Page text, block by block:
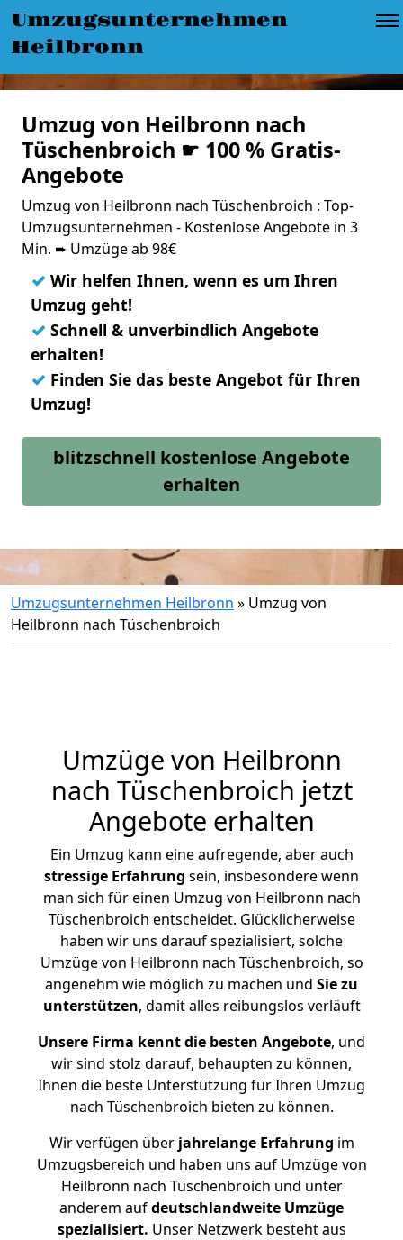
Umzugsunternehmen
Heilbronn
Umzug von Heilbronn nach
Tüschenbroich ☛ 100 % Gratis-
Angebote
Umzug von Heilbronn nach Tüschenbroich : Top-
Umzugsunternehmen - Kostenlose Angebote in 3
Min. ➨ Umzüge ab 98€
✓ Wir helfen Ihnen, wenn es um Ihren
Umzug geht!
✓ Schnell & unverbindlich Angebote
erhalten!
✓ Finden Sie das beste Angebot für Ihren
Umzug!
blitzschnell kostenlose Angebote
erhalten
Umzugsunternehmen Heilbronn » Umzug von
Heilbronn nach Tüschenbroich
Umzüge von Heilbronn
nach Tüschenbroich jetzt
Angebote erhalten
Ein Umzug kann eine aufregende, aber auch
stressige Erfahrung sein, insbesondere wenn
man sich für einen Umzug von Heilbronn nach
Tüschenbroich entscheidet. Glücklicherweise
haben wir uns darauf spezialisiert, solche
Umzüge von Heilbronn nach Tüschenbroich, so
angenehm wie möglich zu machen und Sie zu
unterstützen, damit alles reibungslos verläuft
Unsere Firma kennt die besten Angebote, und
wir sind stolz darauf, behaupten zu können,
Ihnen die beste Unterstützung für Ihren Umzug
nach Tüschenbroich bieten zu können.
Wir verfügen überjahrelange Erfahrung im
Umzugsbereich und haben uns auf Umzüge von
Heilbronn nach Tüschenbroich und unter
anderem aufdeutschlandweite Umzüge
spezialisiert. Unser Netzwerk besteht aus